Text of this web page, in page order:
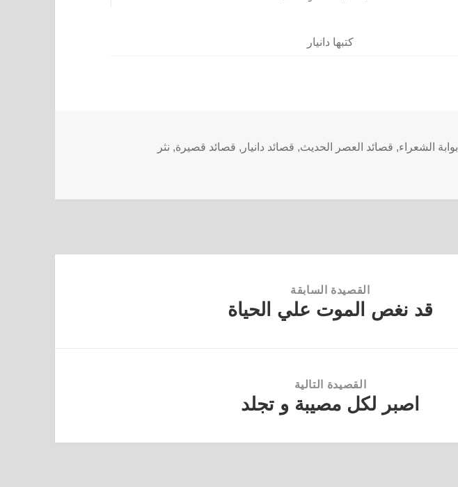
كتبها دانيار
بوابة الشعراء, قصائد العصر الحديث, قصائد دانيار , قصائد قصيرة, نثر
القصيدة السابقة
قد نغص الموت علي الحياة
القصيدة التالية
اصبر لكل مصيبة و تجلد